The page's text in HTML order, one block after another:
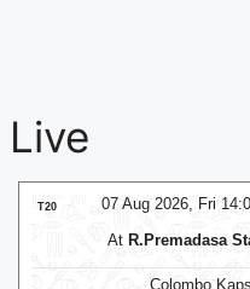
07 Aug 2026, Fri
T20
AtNPR College